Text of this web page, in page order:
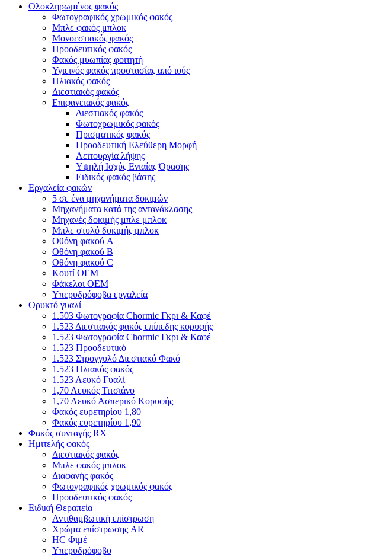
Ολοκληρωμένος φακός
Φωτογραφικός χρωμικός φακός
Μπλε φακός μπλοκ
Μονοεστιακός φακός
Προοδευτικός φακός
Φακός μυωπίας φοιτητή
Υγιεινός φακός προστασίας από ιούς
Ηλιακός φακός
Διεστιακός φακός
Επιφανειακός φακός
Διεστιακός φακός
Φωτοχρωμικός φακός
Πρισματικός φακός
Προοδευτική Ελεύθερη Μορφή
Λειτουργία λήψης
Υψηλή Ισχύς Ενιαίας Όρασης
Ειδικός φακός βάσης
Εργαλεία φακών
5 σε ένα μηχανήματα δοκιμών
Μηχανήματα κατά της αντανάκλασης
Μηχανές δοκιμής μπλε μπλοκ
Μπλε στυλό δοκιμής μπλοκ
Οθόνη φακού A
Οθόνη φακού Β
Οθόνη φακού C
Κουτί OEM
Φάκελοι OEM
Υπερυδρόφοβα εργαλεία
Ορυκτό γυαλί
1.503 Φωτογραφία Chormic Γκρι & Καφέ
1.523 Διεστιακός φακός επίπεδης κορυφής
1.523 Φωτογραφία Chormic Γκρι & Καφέ
1.523 Προοδευτικό
1.523 Στρογγυλό Διεστιακό Φακό
1.523 Ηλιακός φακός
1.523 Λευκό Γυαλί
1,70 Λευκός Τιτσιάνο
1,70 Λευκό Ασπερικό Κορυφής
Φακός ευρετηρίου 1,80
Φακός ευρετηρίου 1,90
Φακός συνταγής RX
Ημιτελής φακός
Διεστιακός φακός
Μπλε φακός μπλοκ
Διαφανής φακός
Φωτογραφικός χρωμικός φακός
Προοδευτικός φακός
Ειδική Θεραπεία
Αντιθαμβωτική επίστρωση
Χρώμα επίστρωσης AR
HC Φιμέ
Υπερυδρόφοβο